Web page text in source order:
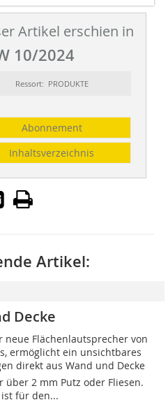
Artikel erschien in
10/2024
Ressort: PRODUKTE
Abonnement
Inhaltsverzeichnis
Artikel:
Decke
neue Flächenlautsprecher von
ermöglicht ein unsichtbares
direkt aus Wand und Decke 
über 2 mm Putz oder Fliesen.
für den...